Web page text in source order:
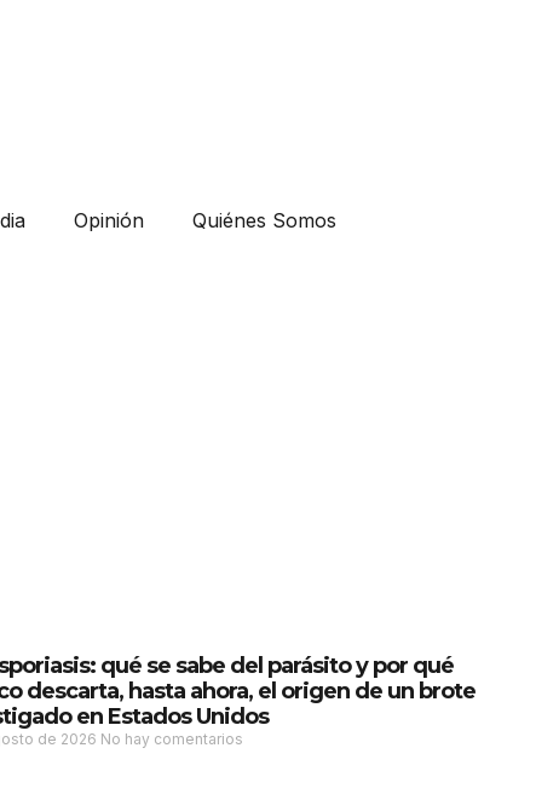
Opinión Quiénes Somos
qué se sabe del parásito y por qué
descarta, hasta ahora, el origen de un brote
en Estados Unidos
de 2026 No hay comentarios